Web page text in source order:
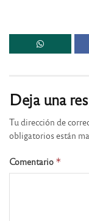
Deja una
Tu dirección de
obligatorios están
Comentario *